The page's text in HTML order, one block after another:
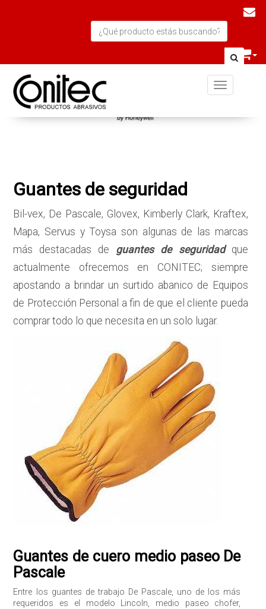
Toggle
Guantes de seguridad
Bil-vex, De Pascale, Glovex, Kimberly Clark, Kraftex,
Mapa, Servus y Toysa son algunas de las marcas
más destacadas de guantes de seguridadque
actualmente ofrecemos en CONITEC; siempre
apostando a brindar un surtido abanico de Equipos
de Protección Personal a fin de que el cliente pueda
comprar todo lo que necesita en un solo lugar.
Guantes de cuero medio paseo De
Pascale
Entre los guantes de trabajo De Pascale, uno de los más
requeridos es el modelo Lincoln, medio paseo chofer,